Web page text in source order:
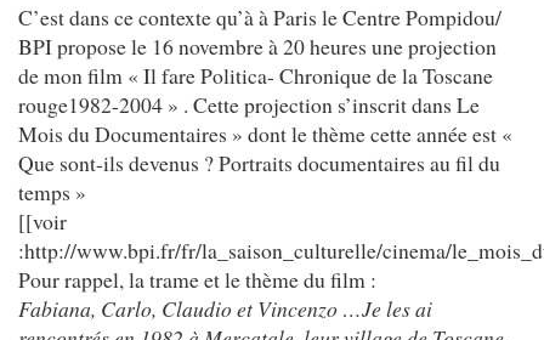
C’est dans ce contexte qu’à à Paris le Centre Pompidou/
BPI propose le 16 novembre à 20 heures une projection
de mon film « Il fare Politica- Chronique de la Toscane
rouge1982-2004 » . Cette projection s’inscrit dans Le
Mois du Documentaires » dont le thème cette année est «
Que sont-ils devenus ? Portraits documentaires au fil du
temps »
[[voir
:http://www.bpi.fr/fr/la_saison_culturelle/cinema/
Pour rappel, la trame et le thème du film :
Fabiana, Carlo, Claudio et Vincenzo …Je les ai